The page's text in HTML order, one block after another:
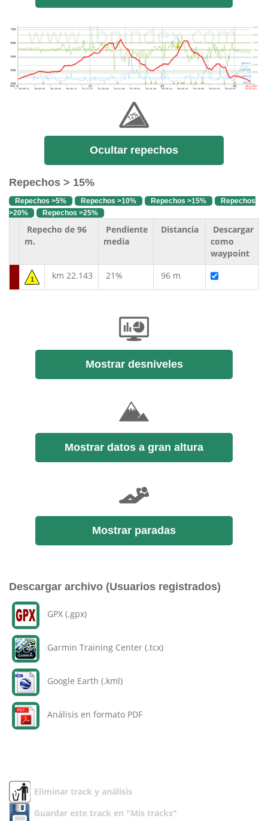
Ocultar repechos
Repechos > 15%
Repechos >5% Repechos >10% Repechos >15%
Repechos
>20%
Repechos >25%
Repecho de 96
m.
Pendiente
media
Distancia
Descargar
como
waypoint
1 km 22.143 21% 96 m
Mostrar desniveles
Mostrar datos a gran altura
Mostrar paradas
Descargar archivo (Usuarios registrados)
GPX (.gpx)
Garmin Training Center (.tcx)
Google Earth (.kml)
Análisis en formato PDF
Eliminar track y análisis
Guardar este track en "Mis tracks"